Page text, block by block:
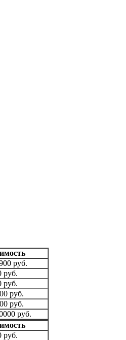
руб.
руб.
руб.
руб.
руб.
руб.
руб.